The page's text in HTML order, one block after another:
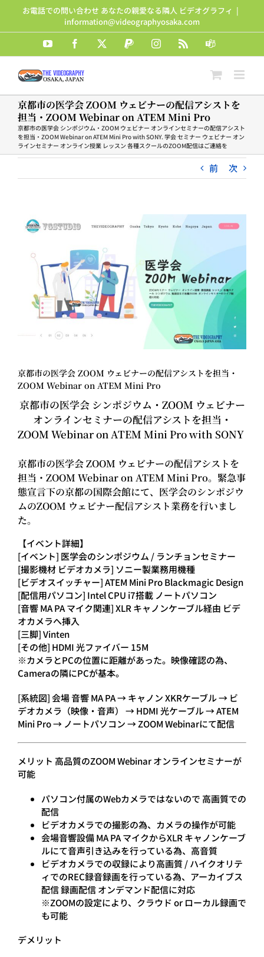
content
お電話での問い合わせ あなたの親愛なる隣人 ビデオグラフィ |
information@videographyosaka.com
YouTube Facebook PayPalInstagram Teams
京都市の医学会 ZOOM ウェビナーの配信アシストを
担当・ZOOM Webinar on ATEM Mini Pro
京都市の医学会 シンポジウム・ZOOM ウェビナー オンラインセミナーの配信アシスト
を担当・ZOOM Webinar on ATEM Mini Pro with SONY. 学会 セミナー ウェビナー オン
ラインセミナー オンライン授業 レッスン 各種スクールのZOOM配信はご連絡を
前 次
View
Larger
京都市の医学会 ZOOM ウェビナーの配信アシストを担当・
ZOOM Webinar on ATEM Mini Pro
京都市の医学会 シンポジウム・ZOOM ウェビナー
オンラインセミナーの配信アシストを担当・
ZOOM Webinar on ATEM Mini Pro with SONY
京都市の医学会 ZOOM ウェビナーの配信アシストを
担当・ZOOM Webinar on ATEM Mini Pro。緊急事
態宣言下の京都の国際会館にて、医学会のシンポジウ
ムのZOOM ウェビナー配信アシスト業務を行いまし
た。
【イベント詳細】
[イベント] 医学会のシンポジウム / ランチョンセミナー
[撮影機材 ビデオカメラ] ソニー製業務用機種
[ビデオスイッチャー] ATEM Mini Pro Blackmagic Design
[配信用パソコン] Intel CPU i7搭載 ノートパソコン
[音響 MA PA マイク関連] XLR キャノンケーブル経由 ビデ
オカメラへ挿入
[三脚] Vinten
[その他] HDMI 光ファイバー 15M
※カメラとPCの位置に距離があった。映像確認の為、
Cameraの隣にPCが基本。
[系統図] 会場 音響 MA PA → キャノン XKRケーブル → ビ
デオカメラ（映像・音声） → HDMI 光ケーブル → ATEM
Mini Pro → ノートパソコン → ZOOM Webinarにて配信
メリット 高品質のZOOM Webinar オンラインセミナーが
可能
パソコン付属のWebカメラではないので 高画質での
配信
ビデオカメラでの撮影の為、カメラの操作が可能
会場音響設備 MA PA マイクからXLR キャノンケーブ
ルにて音声引き込みを行っている為、高音質
ビデオカメラでの収録により高画質 / ハイクオリテ
ィでのREC録音録画を行っている為、アーカイブス
配信 録画配信 オンデマンド配信に対応
※ZOOMの設定により、クラウド or ローカル録画で
も可能
デメリット